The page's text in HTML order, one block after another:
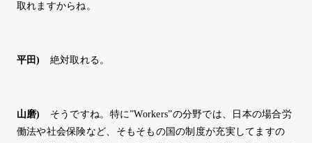
取れますからね。
平田) 絶対取れる。
山磨)
そうですね。特に”Workers”の分野では、日本の場合労
働法や社会保険など、そもそもの国の制度が充実してますの